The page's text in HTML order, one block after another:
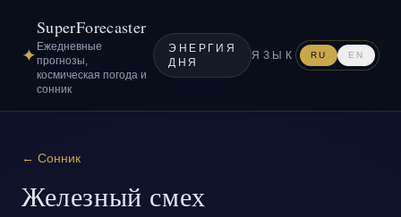
✦
SuperForecaster
Ежедневные
прогнозы,
космическая погода и
сонник
ЭНЕРГИЯ
ДНЯ
ЯЗЫК RU EN
← Сонник
Железный смех